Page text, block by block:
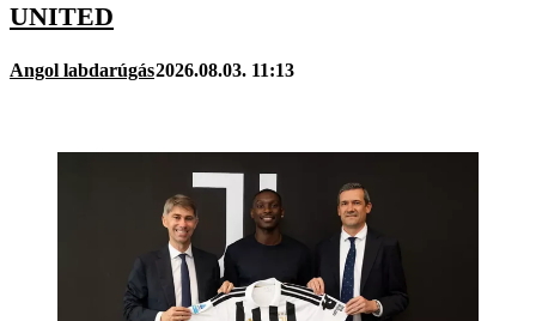
UNITED
Angol labdarúgás2026.08.03. 11:13